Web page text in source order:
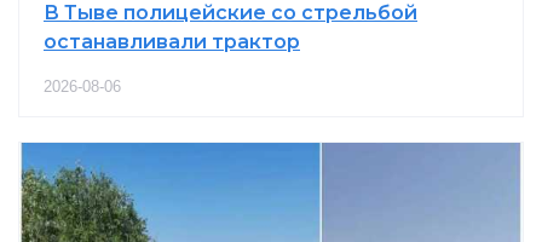
В Тыве полицейские со стрельбой
останавливали трактор
2026-08-06